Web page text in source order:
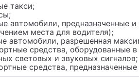
такси;
автомобили, предназначенные
места для водителя);
автомобили, разрешенная
средства, оборудованные
световых и звуковых сигналов;
средства,